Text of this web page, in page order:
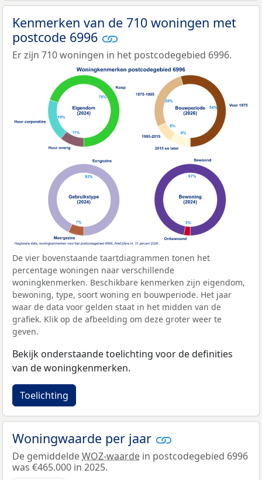
Kenmerken van de 710 woningen met
postcode 6996
Er zijn 710 woningen in het postcodegebied 6996.
De vier bovenstaande taartdiagrammen tonen het
percentage woningen naar verschillende
woningkenmerken. Beschikbare kenmerken zijn eigendom,
bewoning, type, soort woning en bouwperiode. Het jaar
waar de data voor gelden staat in het midden van de
grafiek. Klik op de afbeelding om deze groter weer te
geven.
Bekijk onderstaande toelichting voor de definities
van de woningkenmerken.
Toelichting
Woningwaarde per jaar
De gemiddeldeWOZ-waarde in postcodegebied 6996
was €465.000 in 2025.